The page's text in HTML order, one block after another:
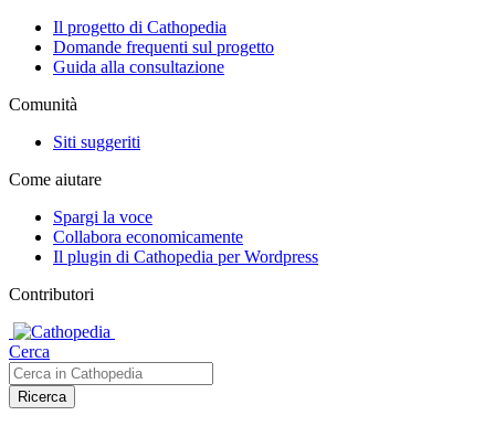
Il progetto di Cathopedia
Domande frequenti sul progetto
Guida alla consultazione
Comunità
Siti suggeriti
Come aiutare
Spargi la voce
Collabora economicamente
Il plugin di Cathopedia per Wordpress
Contributori
Cerca
Ricerca